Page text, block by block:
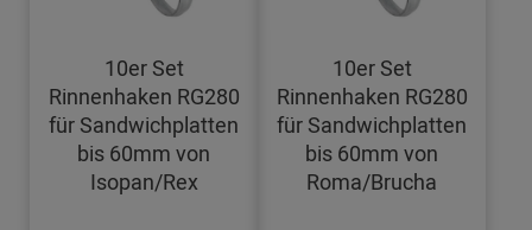
10er Set
Rinnenhaken RG280
für Sandwichplatten
bis 60mm von
Isopan/Rex
10er Set
Rinnenhaken RG280
für Sandwichplatten
bis 60mm von
Roma/Brucha